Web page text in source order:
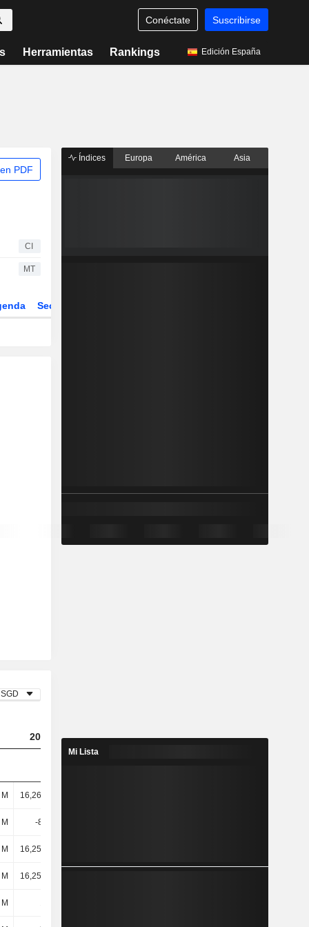
Conéctate Suscribirse
Herramientas Rankings Edición España
PDF
CI
MT
Sector
SGD
2024 2025 2026
16,26 mil M
-8,66 M
16,25 mil M
16,25 mil M
Índices Europa América Asia
Mi Lista